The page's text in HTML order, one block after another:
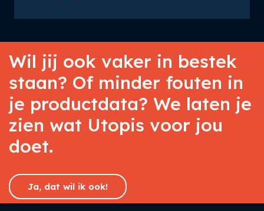
Wil jij ook vaker in bestek
staan? Of minder fouten in
je productdata? We laten je
zien wat Utopis voor jou
doet.
Ja, dat wil ik ook!